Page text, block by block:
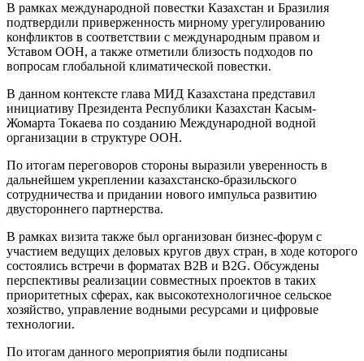
В рамках международной повестки Казахстан и Бразилия
подтвердили приверженность мирному урегулированию
конфликтов в соответствии с международным правом и
Уставом ООН, а также отметили близость подходов по
вопросам глобальной климатической повестки.
В данном контексте глава МИД Казахстана представил
инициативу Президента Республики Казахстан Касым-
Жомарта Токаева по созданию Международной водной
организации в структуре ООН.
По итогам переговоров стороны выразили уверенность в
дальнейшем укреплении казахстанско-бразильского
сотрудничества и придании нового импульса развитию
двустороннего партнерства.
В рамках визита также был организован бизнес-форум с
участием ведущих деловых кругов двух стран, в ходе которого
состоялись встречи в форматах B2B и B2G. Обсуждены
перспективы реализации совместных проектов в таких
приоритетных сферах, как высокотехнологичное сельское
хозяйство, управление водными ресурсами и цифровые
технологии.
По итогам данного мероприятия были подписаны